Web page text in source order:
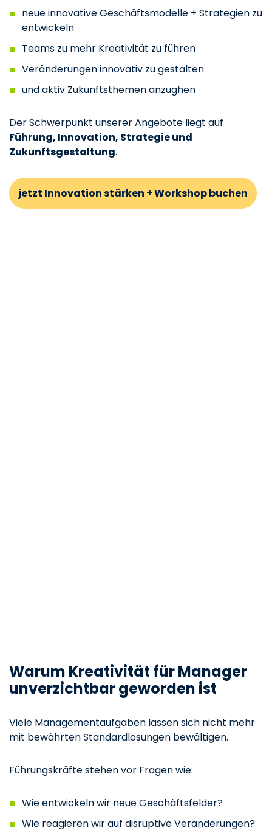
neue innovative Geschäftsmodelle + Strategien zu
entwickeln
Teams zu mehr Kreativität zu führen
Veränderungen innovativ zu gestalten
und aktiv Zukunftsthemen anzughen
Der Schwerpunkt unserer Angebote liegt auf
Führung, Innovation, Strategie und
Zukunftsgestaltung.
jetzt Innovation stärken + Workshop buchen
Warum Kreativität für Manager
unverzichtbar geworden ist
Viele Managementaufgaben lassen sich nicht mehr
mit bewährten Standardlösungen bewältigen.
Führungskräfte stehen vor Fragen wie:
Wie entwickeln wir neue Geschäftsfelder?
Wie reagieren wir auf disruptive Veränderungen?